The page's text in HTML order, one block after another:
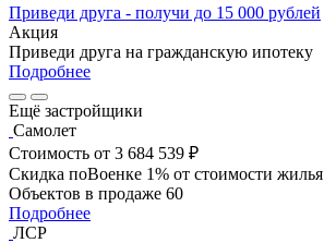
Приведи друга - получи до 15 000 рублей
Акция
Приведи друга на гражданскую ипотеку
Подробнее
Ещё застройщики
Самолет
Стоимость от 3 684 539 ₽
Скидка поВоенке 1% от стоимости жилья
Объектов в продаже 60
Подробнее
ЛСР